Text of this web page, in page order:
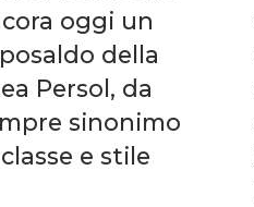
oggi un
della
Persol, da
sinonimo
e stile